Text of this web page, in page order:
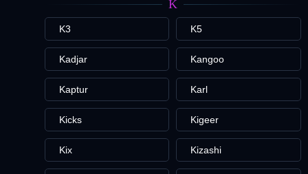
K
K3 K5
Kadjar Kangoo
Kaptur Karl
Kicks Kigeer
Kix Kizashi